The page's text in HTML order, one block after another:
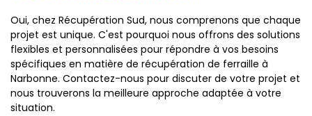
Oui, chez Récupération Sud, nous comprenons que chaque
projet est unique. C'est pourquoi nous offrons des solutions
flexibles et personnalisées pour répondre à vos besoins
spécifiques en matière de récupération de ferraille à
Narbonne. Contactez-nous pour discuter de votre projet et
nous trouverons la meilleure approche adaptée à votre
situation.